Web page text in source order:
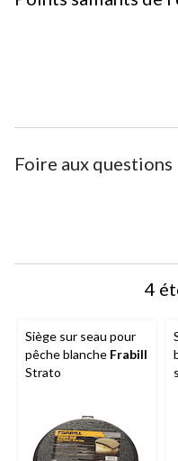
Foire aux questions
4
Siège sur seau pour
pêche blanche Frabill
Strato